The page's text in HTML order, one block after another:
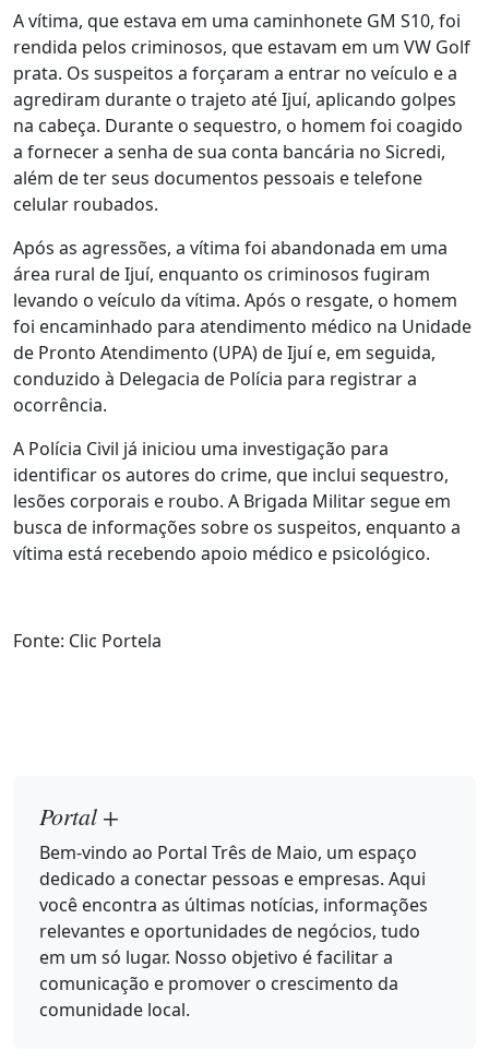
A vítima, que estava em uma caminhonete GM S10, foi
rendida pelos criminosos, que estavam em um VW Golf
prata. Os suspeitos a forçaram a entrar no veículo e a
agrediram durante o trajeto até Ijuí, aplicando golpes
na cabeça. Durante o sequestro, o homem foi coagido
a fornecer a senha de sua conta bancária no Sicredi,
além de ter seus documentos pessoais e telefone
celular roubados.
Após as agressões, a vítima foi abandonada em uma
área rural de Ijuí, enquanto os criminosos fugiram
levando o veículo da vítima. Após o resgate, o homem
foi encaminhado para atendimento médico na Unidade
de Pronto Atendimento (UPA) de Ijuí e, em seguida,
conduzido à Delegacia de Polícia para registrar a
ocorrência.
A Polícia Civil já iniciou uma investigação para
identificar os autores do crime, que inclui sequestro,
lesões corporais e roubo. A Brigada Militar segue em
busca de informações sobre os suspeitos, enquanto a
vítima está recebendo apoio médico e psicológico.
Fonte: Clic Portela
Portal +
Bem-vindo ao Portal Três de Maio, um espaço
dedicado a conectar pessoas e empresas. Aqui
você encontra as últimas notícias, informações
relevantes e oportunidades de negócios, tudo
em um só lugar. Nosso objetivo é facilitar a
comunicação e promover o crescimento da
comunidade local.